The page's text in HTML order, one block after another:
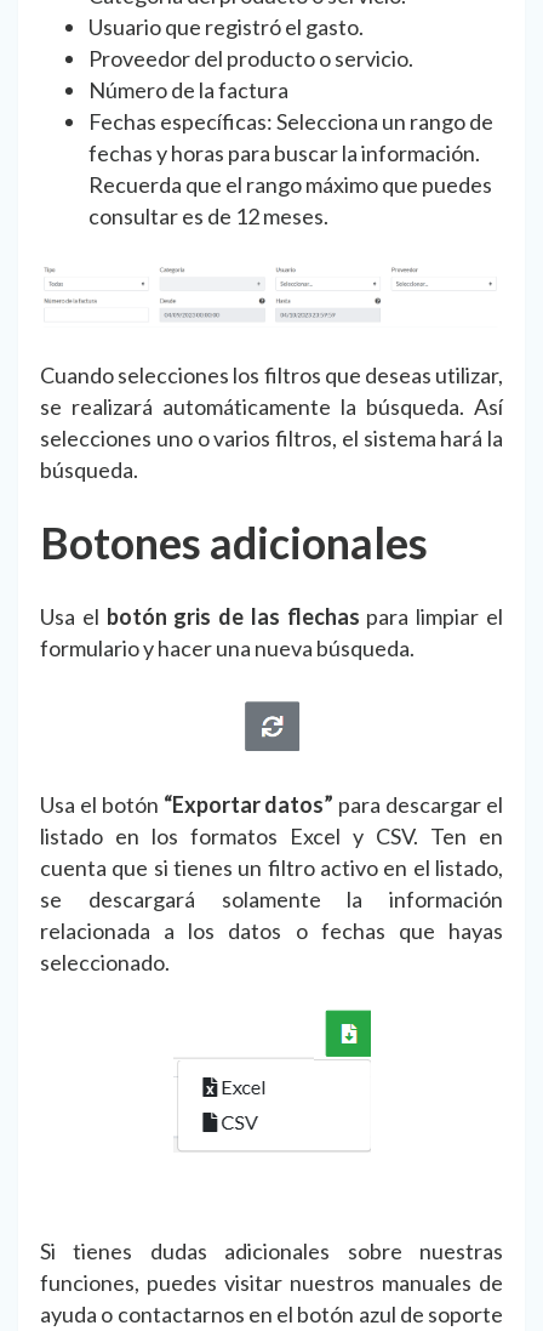
Usuario que registró el gasto.
Proveedor del producto o servicio.
Número de la factura
Fechas específicas: Selecciona un rango de
fechas y horas para buscar la información.
Recuerda que el rango máximo que puedes
consultar es de 12 meses.
Cuando selecciones los filtros que deseas utilizar,
se realizará automáticamente la búsqueda. Así
selecciones uno o varios filtros, el sistema hará la
búsqueda.
Botones adicionales
Usa el botón gris de las flechas para limpiar el
formulario y hacer una nueva búsqueda.
Usa el botón “Exportar datos” para descargar el
listado en los formatos Excel y CSV. Ten en
cuenta que si tienes un filtro activo en el listado,
se descargará solamente la información
relacionada a los datos o fechas que hayas
seleccionado.
Si tienes dudas adicionales sobre nuestras
funciones, puedes visitar nuestros manuales de
ayuda o contactarnos en el botón azul de soporte